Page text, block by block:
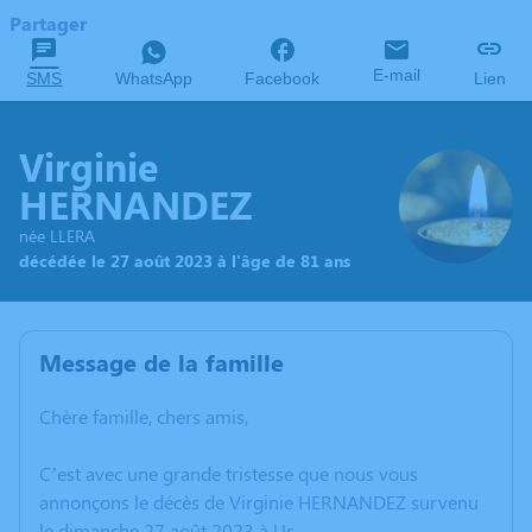
Partager
SMS WhatsApp Facebook E-mail Lien
Virginie
HERNANDEZ
née LLERA
décédée le 27 août 2023 à l'âge de 81 ans
Message de la famille
Chère famille, chers amis,
C’est avec une grande tristesse que nous vous
annonçons le décès de Virginie HERNANDEZ survenu